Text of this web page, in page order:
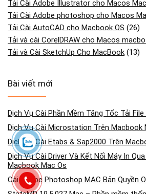
Tải Cài Adobe Illustrator cho Macos
Tải Cài Adobe photoshop cho Macos
Tải Cài AutoCAD cho Macbook OS (26)
Tải và cài CorelDRAW cho Macos
Tải và Cài SketchUp Cho MacBook (13)
Bài viết mới
Dịch Vụ Cài Phần Mềm Tăng Tốc Tải
Dịch Vụ Cài Microstation Trên Macbook
Dịch Vụ Cài Etabs & Sap2000 Trên
Dịch Vụ Cài Driver Và Kết Nối Máy In
Macbook Mac Os
Cài Adobe Photoshop MAC Bản Quyền